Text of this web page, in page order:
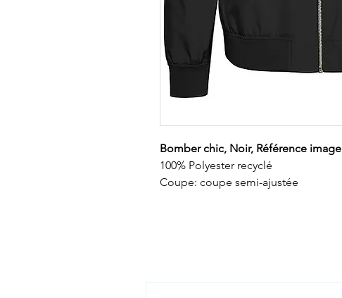
Bomber chic, Noir, Référence image
100% Polyester recyclé
Coupe: coupe semi-ajustée